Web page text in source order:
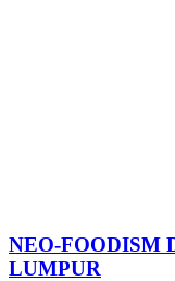
NEO-FOODISM
LUMPUR